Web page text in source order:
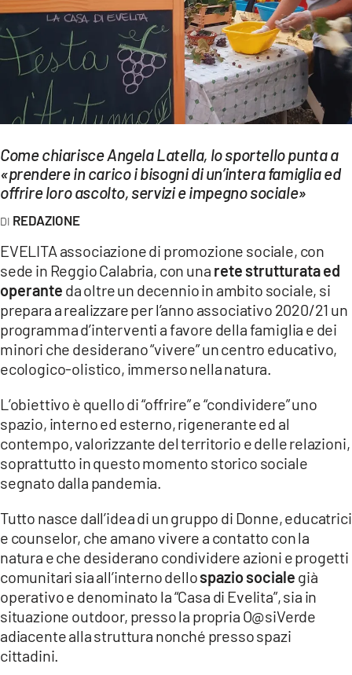
ECONOMIA E LAVORO
EVENTI
SPORT
Streaming
LAC TV
LAC NETWORK
LAC ONAIR
LaC
Network
LACPLAY.IT
LACTV.IT
LACONAIR.IT
LACITYMAG.IT
ILREGGINO.IT
COSENZACHANNEL.IT
CATANZAROCHANNEL.IT
LACAPITALENEWS.IT
App
ANDROID
Come chiarisce Angela Latella, lo sportello punta a
«prendere in carico i bisogni di un’intera famiglia ed
offrire loro ascolto, servizi e impegno sociale»
REDAZIONE
EVELITA associazione di promozione sociale, con
sede in Reggio Calabria, con una rete strutturata ed
operante da oltre un decennio in ambito sociale, si
prepara a realizzare per l’anno associativo 2020/21 un
programma d’interventi a favore della famiglia e dei
minori che desiderano “vivere” un centro educativo,
ecologico-olistico, immerso nella natura.
L’obiettivo è quello di “offrire” e “condividere” uno
spazio, interno ed esterno, rigenerante ed al
contempo, valorizzante del territorio e delle relazioni,
soprattutto in questo momento storico sociale
segnato dalla pandemia.
Tutto nasce dall’idea di un gruppo di Donne, educatrici
e counselor, che amano vivere a contatto con la
natura e che desiderano condividere azioni e progetti
comunitari sia all’interno dellospazio sociale già
operativo e denominato la “Casa di Evelita”, sia in
situazione outdoor, presso la propria O@siVerde
adiacente alla struttura nonché presso spazi
cittadini.